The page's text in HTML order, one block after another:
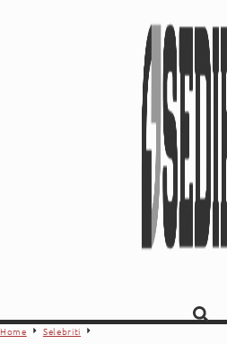
Home
Selebriti